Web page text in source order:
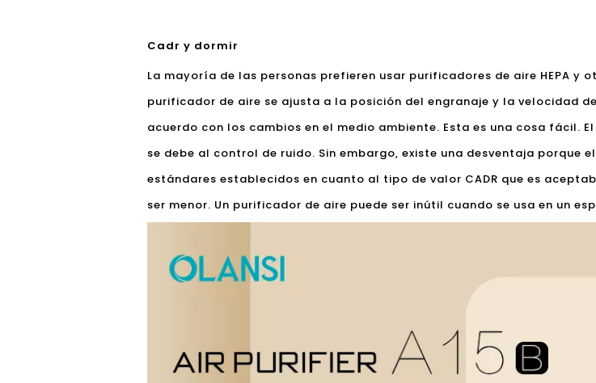
Cadr y dormir
La mayoría de las personas prefieren usar purificadores de aire HEPA
purificador de aire se ajusta a la posición del engranaje y la velocidad
acuerdo con los cambios en el medio ambiente. Esta es una cosa fácil.
se debe al control de ruido. Sin embargo, existe una desventaja porque
estándares establecidos en cuanto al tipo de valor CADR que es
ser menor. Un purificador de aire puede ser inútil cuando se usa en un